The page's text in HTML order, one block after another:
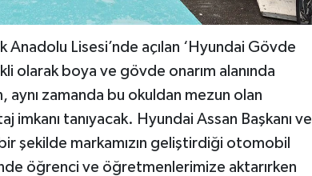
Anadolu Lisesi’nde açılan ‘Hyundai Gövde
olarak boya ve gövde onarım alanında
zamanda bu okuldan mezun olan
tanıyacak. Hyundai Assan Başkanı ve
şekilde markamızın geliştirdiği otomobil
öğrenci ve öğretmenlerimize aktarırken